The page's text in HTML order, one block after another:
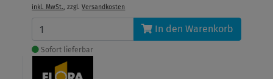
inkl. MwSt., zzgl.Versandkosten
In den Warenkorb
Sofort lieferbar